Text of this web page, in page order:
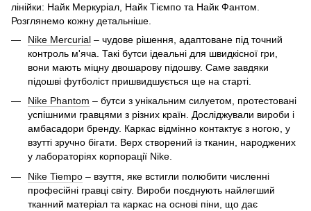
лінійки: Найк Меркуріал, Найк Тіємпо та Найк Фантом.
Розглянемо кожну детальніше.
Nike Mercurial – чудове рішення, адаптоване під точний
контроль м'яча. Такі бутси ідеальні для швидкісної гри,
вони мають міцну двошарову підошву. Саме завдяки
підошві футболіст пришвидшується ще на старті.
Nike Phantom – бутси з унікальним силуетом, протестовані
успішними гравцями з різних країн. Досліджували вироби і
амбасадори бренду. Каркас відмінно контактує з ногою, у
взутті зручно бігати. Верх створений із тканин, народжених
у лабораторіях корпорації Nike.
Nike Tiempo – взуття, яке встигли полюбити численні
професійні гравці світу. Вироби поєднують найлегший
тканний матеріал та каркас на основі піни, що дає